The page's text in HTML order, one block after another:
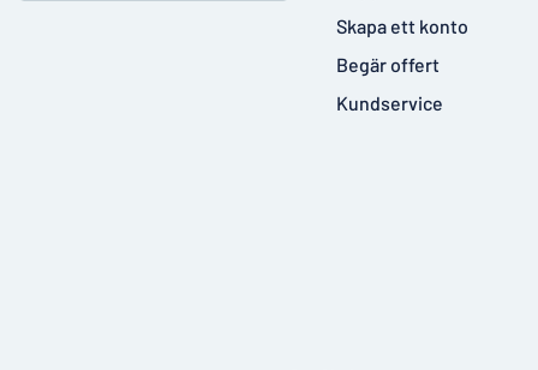
Skapa ett konto
Begär offert
Kundservice